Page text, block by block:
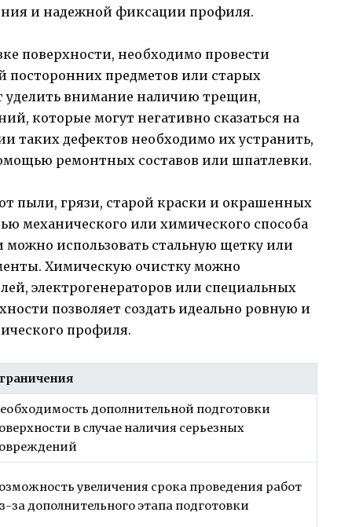
и надежной фиксации профиля.
поверхности, необходимо провести
предметов или старых
уделить внимание наличию трещин,
которые могут негативно сказаться на
таких дефектов необходимо их устранить,
ремонтных составов или шпатлевки.
пыли, грязи, старой краски и окрашенных
механического или химического способа
можно использовать стальную щетку или
Химическую очистку можно
электрогенераторов или специальных
позволяет создать идеально ровную и
профиля.
дополнительной подготовки
в случае наличия серьезных
увеличения срока проведения работ
за дополнительного этапа подготовки